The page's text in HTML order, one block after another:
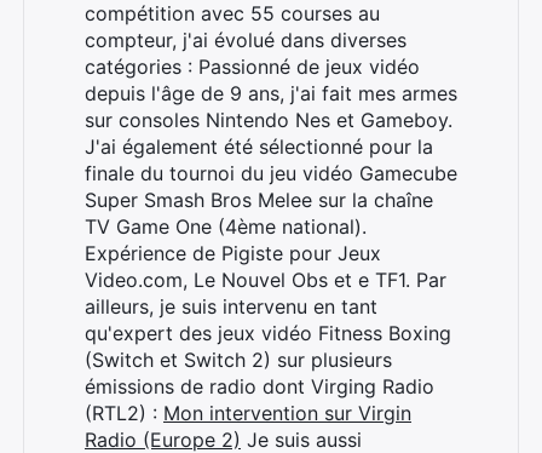
compétition avec 55 courses au
compteur, j'ai évolué dans diverses
catégories : Passionné de jeux vidéo
depuis l'âge de 9 ans, j'ai fait mes armes
sur consoles Nintendo Nes et Gameboy.
J'ai également été sélectionné pour la
finale du tournoi du jeu vidéo Gamecube
Super Smash Bros Melee sur la chaîne
TV Game One (4ème national).
Expérience de Pigiste pour Jeux
Video.com, Le Nouvel Obs et e TF1. Par
ailleurs, je suis intervenu en tant
qu'expert des jeux vidéo Fitness Boxing
(Switch et Switch 2) sur plusieurs
émissions de radio dont Virging Radio
(RTL2) : Mon intervention sur Virgin
Radio (Europe 2) Je suis aussi